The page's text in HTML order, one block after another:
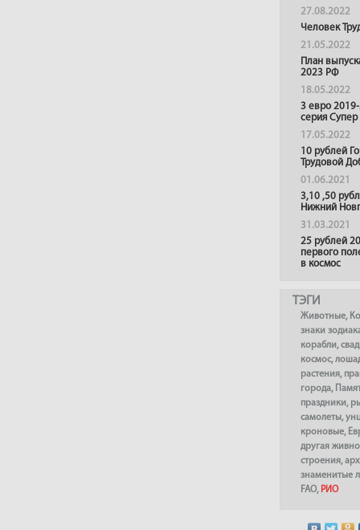
27.08.2022
Человек
21.05.2022
План
2023 РФ
18.05.2022
3 евро
серия
17.05.2022
10 рублей
Трудовой
01.06.2021
3,10 ,50
Нижний
31.03.2021
25 рублей
первого
в космос
ТЭГИ
Животные,
знаки
корабли,
космос,
растения,
города,
праздники,
самолеты,
кроновые,
другая
строения,
знаменитые
FAO, РИО